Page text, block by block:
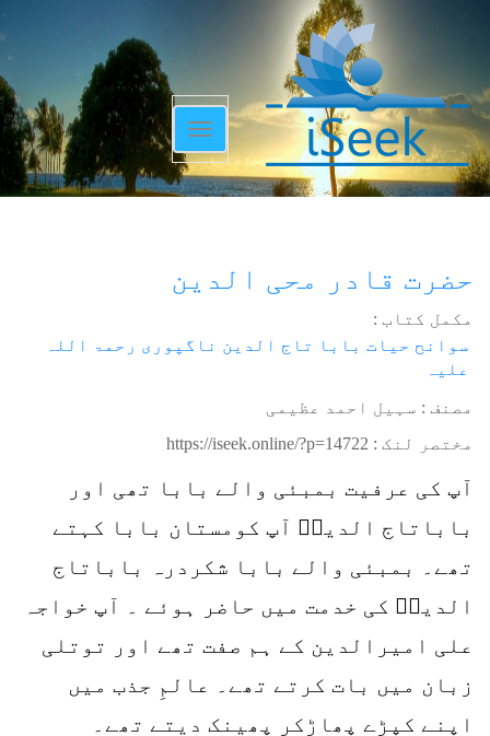
Toggle
navigation
حضرت قادر محی الدین
مکمل کتاب :
سوانح حیات بابا تاج الدین ناگپوری رحمۃ اللہ
علیہ
مصنف : سہیل احمد عظیمی
مختصر لنک : https://iseek.online/?p=14722
آپ کی عرفیت بمبئی والے بابا تھی اور
باباتاج الدینؒ آپ کومستان بابا کہتے
تھے۔ بمبئی والے بابا شکردرہ باباتاج
الدینؒ کی خدمت میں حاضر ہوئے ۔ آپ خواجہ
علی امیرالدین کے ہم صفت تھے اور توتلی
زبان میں بات کرتے تھے۔ عالمِ جذب میں
اپنے کپڑے پھاڑکر پھینک دیتے تھے۔